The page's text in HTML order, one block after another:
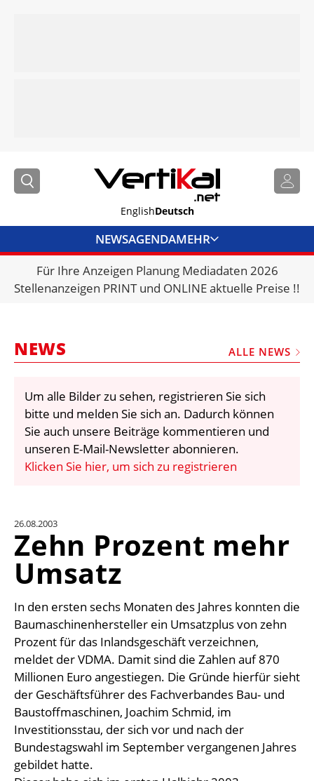
EnglishDeutsch
NEWSAGENDAMEHR
BRANCHENLINKS
VERMIETER
VIDEOS
BIBLIOTHEK
KRAN & BÜHNE
KONTAKT
Für Ihre Anzeigen Planung Mediadaten 2026
Stellenanzeigen PRINT und ONLINE aktuelle Preise !!
NEWS ALLE NEWS
Um alle Bilder zu sehen, registrieren Sie sich
bitte und melden Sie sich an. Dadurch können
Sie auch unsere Beiträge kommentieren und
unseren E-Mail-Newsletter abonnieren.
Klicken Sie hier, um sich zu registrieren
26.08.2003
Zehn Prozent mehr
Umsatz
In den ersten sechs Monaten des Jahres konnten die
Baumaschinenhersteller ein Umsatzplus von zehn
Prozent für das Inlandsgeschäft verzeichnen,
meldet der VDMA. Damit sind die Zahlen auf 870
Millionen Euro angestiegen. Die Gründe hierfür sieht
der Geschäftsführer des Fachverbandes Bau- und
Baustoffmaschinen, Joachim Schmid, im
Investitionsstau, der sich vor und nach der
Bundestagswahl im September vergangenen Jahres
gebildet hatte.